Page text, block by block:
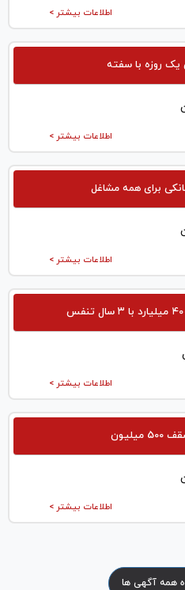
اطلاعات بیشتر >
یک روزه با سفته
اطلاعات بیشتر >
برای همه مشاغل
اطلاعات بیشتر >
اطلاعات بیشتر >
اطلاعات بیشتر >
همه آگهی ها